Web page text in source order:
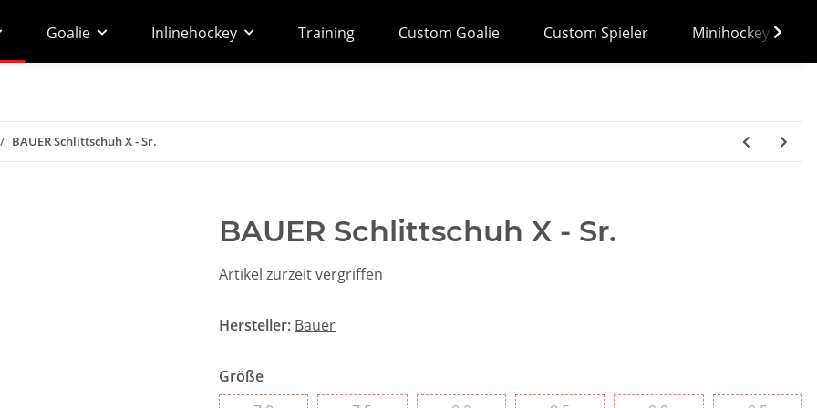
Goalie Inlinehockey Training Custom Goalie Custom Spieler Minihockey
BAUER Schlittschuh X - Sr.
BAUER Schlittschuh X - Sr.
Artikel zurzeit vergriffen
Hersteller: Bauer
Größe